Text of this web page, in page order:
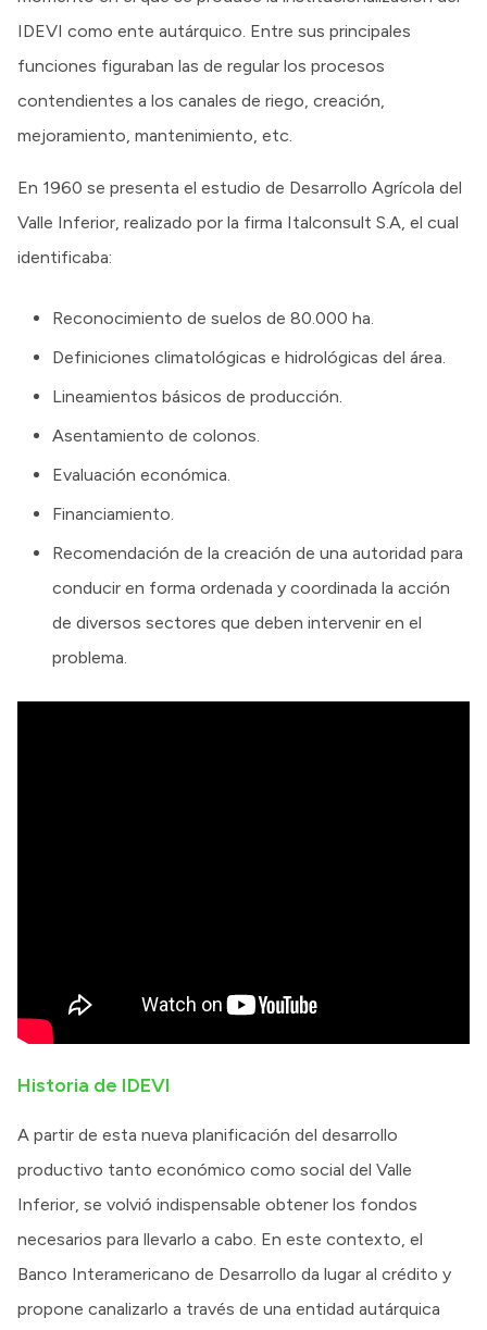
IDEVI como ente autárquico. Entre sus principales
funciones figuraban las de regular los procesos
contendientes a los canales de riego, creación,
mejoramiento, mantenimiento, etc.
En 1960 se presenta el estudio de Desarrollo Agrícola del
Valle Inferior, realizado por la firma Italconsult S.A, el cual
identificaba:
Reconocimiento de suelos de 80.000 ha.
Definiciones climatológicas e hidrológicas del área.
Lineamientos básicos de producción.
Asentamiento de colonos.
Evaluación económica.
Financiamiento.
Recomendación de la creación de una autoridad para
conducir en forma ordenada y coordinada la acción
de diversos sectores que deben intervenir en el
problema.
Historia de IDEVI
A partir de esta nueva planificación del desarrollo
productivo tanto económico como social del Valle
Inferior, se volvió indispensable obtener los fondos
necesarios para llevarlo a cabo. En este contexto, el
Banco Interamericano de Desarrollo da lugar al crédito y
propone canalizarlo a través de una entidad autárquica